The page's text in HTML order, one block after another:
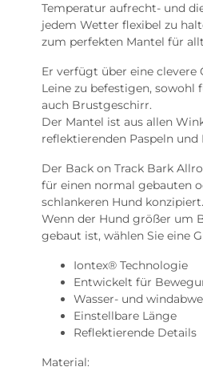
Temperatur aufrecht- und
jedem Wetter flexibel zu
zum perfekten Mantel für
Er verfügt über eine clevere
Leine zu befestigen, sowohl
auch Brustgeschirr.
Der Mantel ist aus allen
reflektierenden Paspeln und
Der Back on Track Bark
für einen normal gebauten
schlankeren Hund konzipiert.
Wenn der Hund größer um
gebaut ist, wählen Sie eine
Iontex® Technologie
Entwickelt für
Wasser- und
Einstellbare Länge
Reflektierende Details
Material: